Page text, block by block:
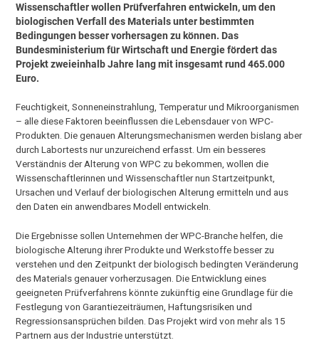
Wissenschaftler wollen Prüfverfahren entwickeln, um den
biologischen Verfall des Materials unter bestimmten
Bedingungen besser vorhersagen zu können. Das
Bundesministerium für Wirtschaft und Energie fördert das
Projekt zweieinhalb Jahre lang mit insgesamt rund 465.000
Euro.
Feuchtigkeit, Sonneneinstrahlung, Temperatur und Mikroorganismen
– alle diese Faktoren beeinflussen die Lebensdauer von WPC-
Produkten. Die genauen Alterungsmechanismen werden bislang aber
durch Labortests nur unzureichend erfasst. Um ein besseres
Verständnis der Alterung von WPC zu bekommen, wollen die
Wissenschaftlerinnen und Wissenschaftler nun Startzeitpunkt,
Ursachen und Verlauf der biologischen Alterung ermitteln und aus
den Daten ein anwendbares Modell entwickeln.
Die Ergebnisse sollen Unternehmen der WPC-Branche helfen, die
biologische Alterung ihrer Produkte und Werkstoffe besser zu
verstehen und den Zeitpunkt der biologisch bedingten Veränderung
des Materials genauer vorherzusagen. Die Entwicklung eines
geeigneten Prüfverfahrens könnte zukünftig eine Grundlage für die
Festlegung von Garantiezeiträumen, Haftungsrisiken und
Regressionsansprüchen bilden. Das Projekt wird von mehr als 15
Partnern aus der Industrie unterstützt.